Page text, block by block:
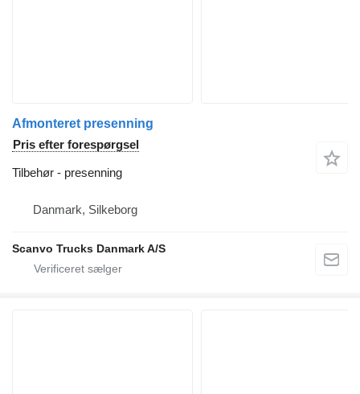
Afmonteret presenning
Pris efter forespørgsel
Tilbehør - presenning
Danmark, Silkeborg
Scanvo Trucks Danmark A/S